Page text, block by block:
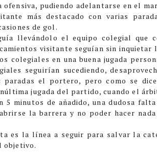
pudiendo adelantarse en el
más destacado con varias
de gol.
llevándolo el equipo colegial que
visitante seguían sin
colegiales en una buena jugada
seguirían sucediendo,
paradas el portero, pero como se
jugada del partido, cuando el
5 minutos de añadido, una dudosa
la barrera y no poder hacer
es la línea a seguir para salvar la
objetivo.